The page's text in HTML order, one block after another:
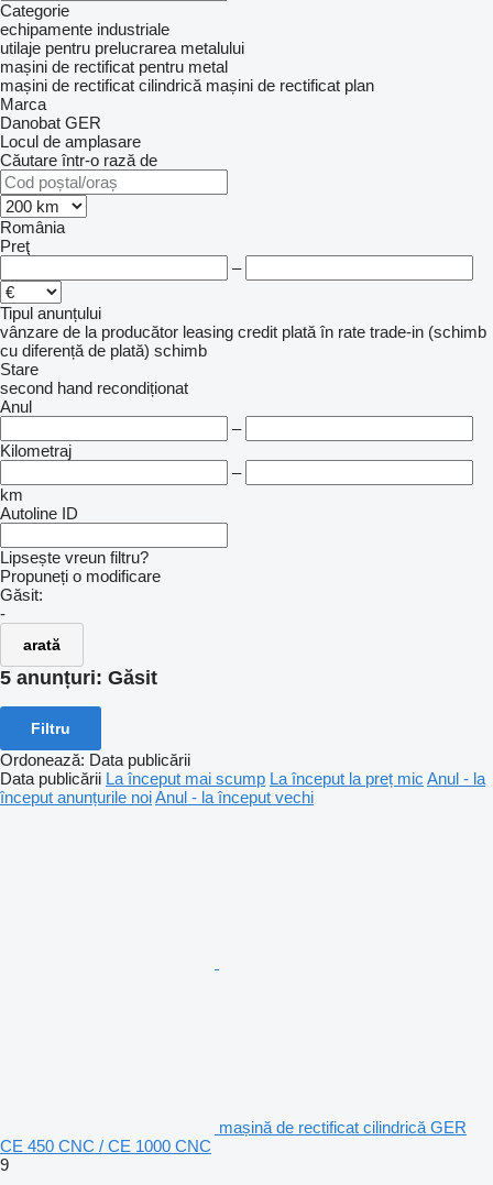
Categorie
echipamente industriale
utilaje pentru prelucrarea metalului
mașini de rectificat pentru metal
mașini de rectificat cilindrică mașini de rectificat plan
Marca
Danobat GER
Locul de amplasare
Căutare într-o rază de
România
Preţ
–
Tipul anunțului
vânzare de la producător leasing credit plată în rate trade-in (schimb
cu diferență de plată) schimb
Stare
second hand recondiționat
Anul
–
Kilometraj
–
km
Autoline ID
Lipsește vreun filtru?
Propuneți o modificare
Găsit:
-
arată
5 anunțuri: Găsit
Filtru
Ordonează: Data publicării
Data publicării La început mai scump La început la preț mic Anul - la
început anunțurile noiAnul - la început vechi
mașină de rectificat cilindrică GER
CE 450 CNC / CE 1000 CNC
9